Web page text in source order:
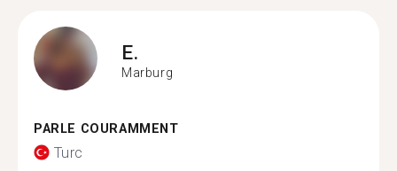
E.
Marburg
PARLE COURAMMENT
Turc